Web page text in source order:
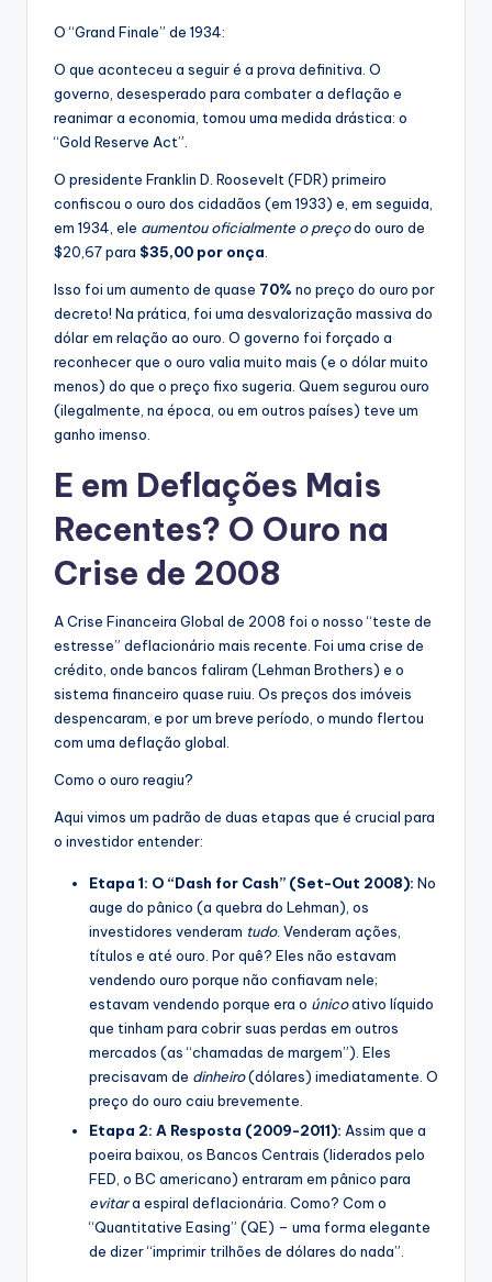
O “Grand Finale” de 1934:
O que aconteceu a seguir é a prova definitiva. O
governo, desesperado para combater a deflação e
reanimar a economia, tomou uma medida drástica: o
“Gold Reserve Act”.
O presidente Franklin D. Roosevelt (FDR) primeiro
confiscou o ouro dos cidadãos (em 1933) e, em seguida,
em 1934, ele aumentou oficialmente o preçodo ouro de
$20,67 para $35,00 por onça
Isso foi um aumento de quase 70% no preço do ouro por
decreto! Na prática, foi uma desvalorização massiva do
dólar em relação ao ouro. O governo foi forçado a
reconhecer que o ouro valia muito mais (e o dólar muito
menos) do que o preço fixo sugeria. Quem segurou ouro
(ilegalmente, na época, ou em outros países) teve um
ganho imenso.
E em Deflações Mais
Recentes? O Ouro na
Crise de 2008
A Crise Financeira Global de 2008 foi o nosso “teste de
estresse” deflacionário mais recente. Foi uma crise de
crédito, onde bancos faliram (Lehman Brothers) e o
sistema financeiro quase ruiu. Os preços dos imóveis
despencaram, e por um breve período, o mundo flertou
com uma deflação global.
Como o ouro reagiu?
Aqui vimos um padrão de duas etapas que é crucial para
o investidor entender:
Etapa 1: O “Dash for Cash” (Set-Out 2008): No
auge do pânico (a quebra do Lehman), os
investidores venderam tudo. Venderam ações,
títulos e até ouro. Por quê? Eles não estavam
vendendo ouro porque não confiavam nele;
estavam vendendo porque era o únicoativo líquido
que tinham para cobrir suas perdas em outros
mercados (as “chamadas de margem”). Eles
precisavam de dinheiro(dólares) imediatamente. O
preço do ouro caiu brevemente.
Etapa 2: A Resposta (2009-2011): Assim que a
poeira baixou, os Bancos Centrais (liderados pelo
FED, o BC americano) entraram em pânico para
evitara espiral deflacionária. Como? Com o
“Quantitative Easing” (QE) – uma forma elegante
de dizer “imprimir trilhões de dólares do nada”.